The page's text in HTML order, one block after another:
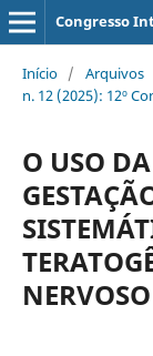
Congresso
Início / Arquivos
n. 12 (2025): 12º
O USO